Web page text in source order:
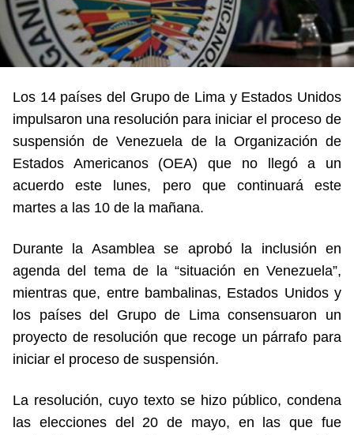
Los 14 países del Grupo de Lima y Estados Unidos
impulsaron una resolución para iniciar el proceso de
suspensión de Venezuela de la Organización de
Estados Americanos (OEA) que no llegó a un
acuerdo este lunes, pero que continuará este
martes a las 10 de la mañana.
Durante la Asamblea se aprobó la inclusión en
agenda del tema de la “situación en Venezuela”,
mientras que, entre bambalinas, Estados Unidos y
los países del Grupo de Lima consensuaron un
proyecto de resolución que recoge un párrafo para
iniciar el proceso de suspensión.
La resolución, cuyo texto se hizo público, condena
las elecciones del 20 de mayo, en las que fue